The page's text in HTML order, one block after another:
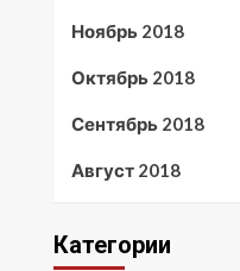
Ноябрь 2018
Октябрь 2018
Сентябрь 2018
Август 2018
Категории